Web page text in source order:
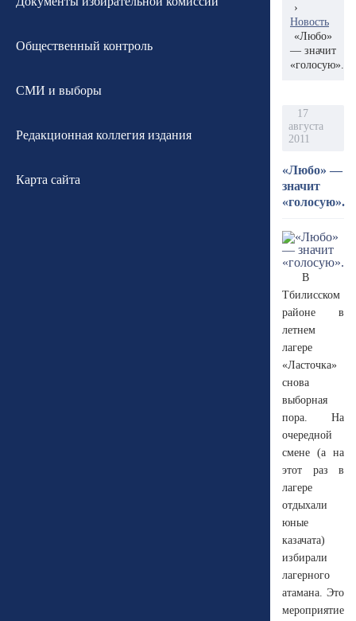
Общественный контроль
СМИ и выборы
Редакционная коллегия издания
Карта сайта
›
Новость
«Любо»
— значит
«голосую».
17
августа
2011
«Любо» —
значит
«голосую».
В
Тбилисском
районе в
летнем
лагере
«Ласточка»
снова
выборная
пора. На
очередной
смене (а на
этот раз в
лагере
отдыхали
юные
казачата)
избирали
лагерного
атамана. Это
мероприятие